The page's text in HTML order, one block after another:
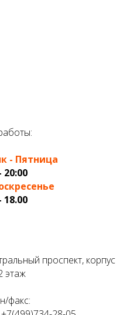
- Пятница
20:00
18.00
проспект, корпус
этаж
факс: